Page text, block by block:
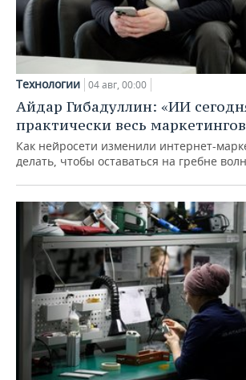
Технологии 04 авг, 00:00
Айдар Гибадуллин: «ИИ
практически весь
Как нейросети изменили интернет-
делать, чтобы оставаться на гребне